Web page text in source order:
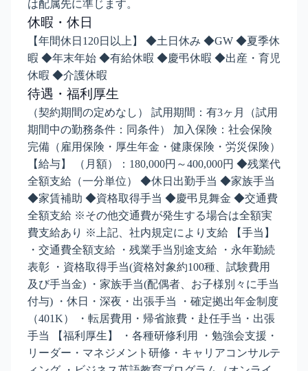
は配属先に準じます。
休暇・休日
【年間休日120日以上】 ◆土日休み ◆GW ◆夏季休
暇 ◆年末年始 ◆有給休暇 ◆慶弔休暇 ◆出産・育児
休暇 ◆介護休暇
待遇・福利厚生
（契約期間の定めなし） 試用期間：有3ヶ月（試用
期間中の勤務条件：同条件） 加入保険：社会保険
完備（雇用保険・厚生年金・健康保険・労災保険）
【給与】 （月額）：180,000円～400,000円 ◆残業代
全額支給（一分単位） ◆休日出勤手当 ◆家族手当
◆家賃補助 ◆資格取得手当 ◆慶弔見舞金 ◆交通費
全額支給 ※その他交通費が発生する場合は全額実
費支給あり ※上記、社内規定により支給 【手当】
・交通費全額支給 ・残業手当別途支給 ・永年勤続
表彰 ・資格取得手当(資格対象約100種、試験費用
及び手当金) ・家族手当(配偶者、お子様別々に手当
付与) ・休日・深夜・出張手当 ・確定拠出年金制度
（401K） ・転居費用・帰省旅費・赴任手当・出張
手当 【福利厚生】 ・各種研修利用 ・勉強会支援・
リーダー・マネジメント研修・キャリアコンサルテ